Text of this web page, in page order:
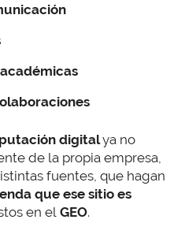
digitalya no
de la propia empresa,
fuentes, que hagan
que ese sitio es
en el GEO.